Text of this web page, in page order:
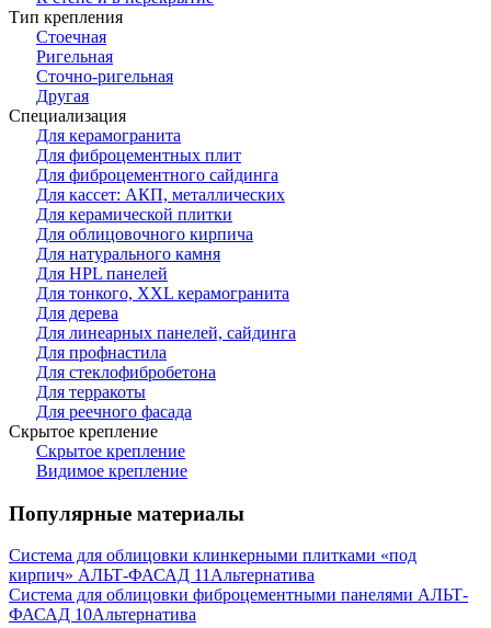
Тип крепления
Стоечная
Ригельная
Сточно-ригельная
Другая
Специализация
Для керамогранита
Для фиброцементных плит
Для фиброцементного сайдинга
Для кассет: АКП, металлических
Для керамической плитки
Для облицовочного кирпича
Для натурального камня
Для HPL панелей
Для тонкого, XXL керамогранита
Для дерева
Для линеарных панелей, сайдинга
Для профнастила
Для стеклофибробетона
Для терракоты
Для реечного фасада
Скрытое крепление
Скрытое крепление
Видимое крепление
Популярные материалы
Система для облицовки клинкерными плитками «под
кирпич» АЛЬТ-ФАСАД 11 Альтернатива
Система для облицовки фиброцементными панелями АЛЬТ-
ФАСАД 10Альтернатива